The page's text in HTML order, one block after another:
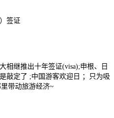
签证
继推出十年签证(visa);申根、日
敲定了 ;中国游客欢迎日 ；只为吸
带动旅游经济~